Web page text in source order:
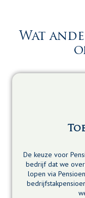
Wat
De keuze voor
bedrijf dat we
lopen via